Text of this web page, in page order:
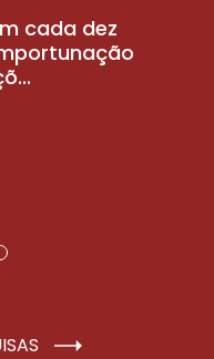
cada dez